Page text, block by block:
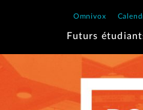
Omnivox
Futurs